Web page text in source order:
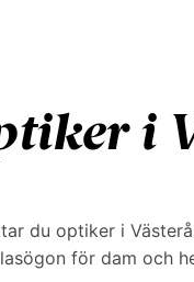
i
du optiker i
för dam och